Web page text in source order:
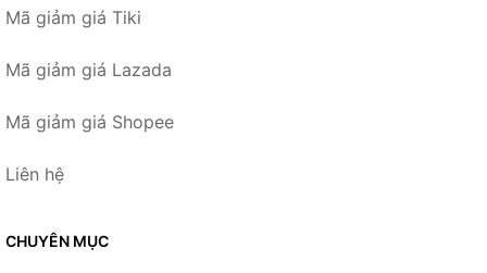
Mã giảm giá Tiki
Mã giảm giá Lazada
Mã giảm giá Shopee
Liên hệ
CHUYÊN MỤC